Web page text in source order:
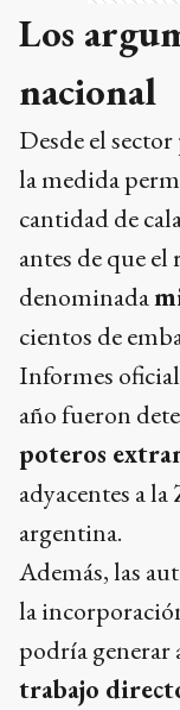
Los
nacional
Desde el
la medida
cantidad de
antes de que
denominada
cientos de
Informes
año fueron
poteros
adyacentes a
argentina.
Además, las
la
podría generar
trabajo